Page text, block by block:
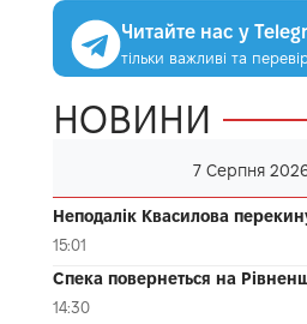
Читайте нас у
тільки важливі та
НОВИНИ
7 Серпня
Неподалік Квасилова
15:01
Спека повернеться на
14:30